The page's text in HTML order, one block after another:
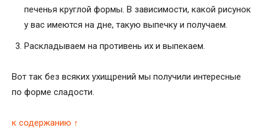
печенья круглой формы. В зависимости, какой рисунок
у вас имеются на дне, такую выпечку и получаем.
Раскладываем на противень их и выпекаем.
Вот так без всяких ухищрений мы получили интересные
по форме сладости.
к содержанию ↑